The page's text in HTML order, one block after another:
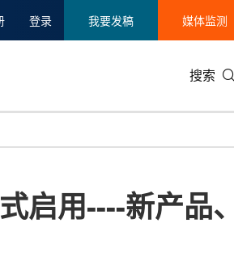
登录 我要发稿 媒体监测
搜索
碳中和
娱乐时尚与艺术
新加坡
启用----新产品、